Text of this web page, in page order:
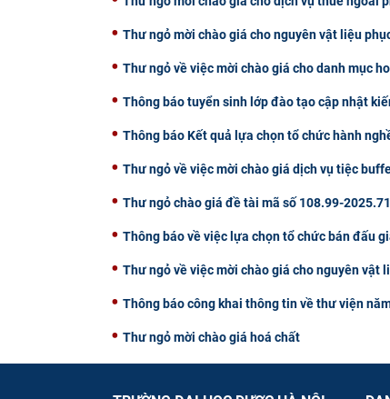
Thư ngỏ mời chào giá cho nguyên vật liệu
Thư ngỏ về việc mời chào giá cho danh mục
Thông báo tuyển sinh lớp đào tạo cập nhật
Thông báo Kết quả lựa chọn tổ chức hành
Thư ngỏ về việc mời chào giá dịch vụ tiệc
Thư ngỏ chào giá đề tài mã số 108.99-2025.71
Thông báo về việc lựa chọn tổ chức bán đấu
Thư ngỏ về việc mời chào giá cho nguyên vật
Thông báo công khai thông tin về thư viện
Thư ngỏ mời chào giá hoá chất